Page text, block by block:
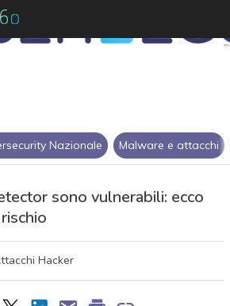
Nazionale Malware e attacchi
sono vulnerabili: ecco
Hacker